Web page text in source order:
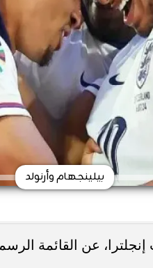
بيلينجهام وأرنولد
عن القائمة